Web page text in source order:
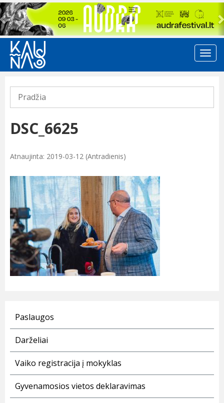
Previous
Pradžia
DSC_6625
Atnaujinta: 2019-03-12 (Antradienis)
Paslaugos
Darželiai
Vaiko registracija į mokyklas
Gyvenamosios vietos deklaravimas